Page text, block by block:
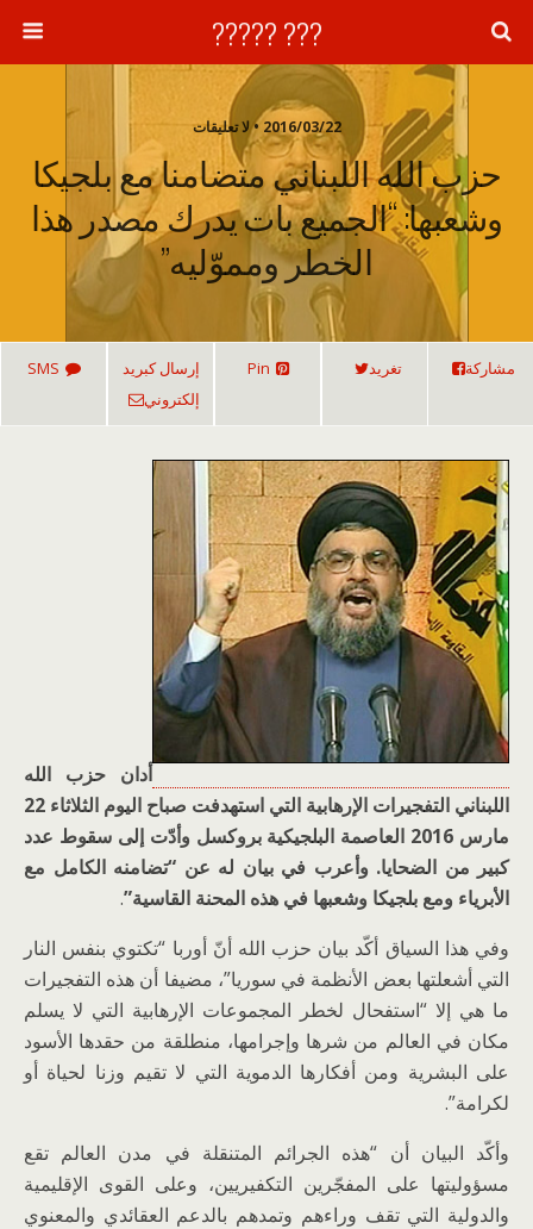
??? ?????
2016/03/22 • لا تعليقات
حزب الله اللبناني متضامنا مع بلجيكا
وشعبها: “الجميع بات يدرك مصدر هذا
الخطر ومموّليه”
مشاركة تغريد Pin
إرسال كبريد
إلكتروني
SMS
أدان حزب الله
اللبناني التفجيرات الإرهابية التي استهدفت صباح اليوم الثلاثاء 22
مارس 2016 العاصمة البلجيكية بروكسل وأدّت إلى سقوط عدد
كبير من الضحايا. وأعرب في بيان له عن “تضامنه الكامل مع
الأبرياء ومع بلجيكا وشعبها في هذه المحنة القاسية”.
وفي هذا السياق أكّد بيان حزب الله أنّ أوربا “تكتوي بنفس النار
التي أشعلتها بعض الأنظمة في سوريا”، مضيفا أن هذه التفجيرات
ما هي إلا “استفحال لخطر المجموعات الإرهابية التي لا يسلم
مكان في العالم من شرها وإجرامها، منطلقة من حقدها الأسود
على البشرية ومن أفكارها الدموية التي لا تقيم وزنا لحياة أو
لكرامة”.
وأكّد البيان أن “هذه الجرائم المتنقلة في مدن العالم تقع
مسؤوليتها على المفجّرين التكفيريين، وعلى القوى الإقليمية
والدولية التي تقف وراءهم وتمدهم بالدعم العقائدي والمعنوي